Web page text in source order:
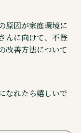
原因が家庭環境に
んに向けて、不登
改善方法について
なれたら嬉しいで